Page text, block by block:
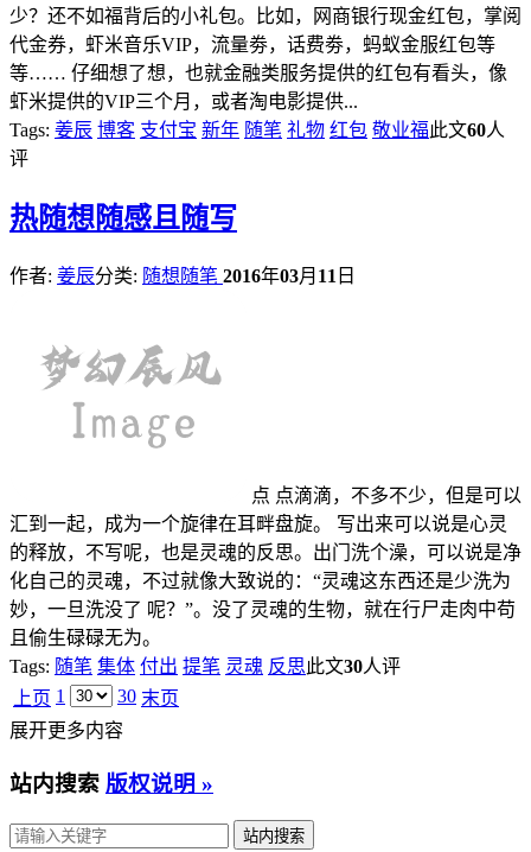
少？还不如福背后的小礼包。比如，网商银行现金红包，掌阅
代金券，虾米音乐VIP，流量劵，话费劵，蚂蚁金服红包等
等…… 仔细想了想，也就金融类服务提供的红包有看头，像
虾米提供的VIP三个月，或者淘电影提供...
Tags: 姜辰 博客 支付宝 新年 随笔 礼物 红包 敬业福此文60人
评
热随想随感且随写
作者: 姜辰分类: 随想随笔 2016年03月 11 日
点 点滴滴，不多不少，但是可以
汇到一起，成为一个旋律在耳畔盘旋。 写出来可以说是心灵
的释放，不写呢，也是灵魂的反思。出门洗个澡，可以说是净
化自己的灵魂，不过就像大致说的：“灵魂这东西还是少洗为
妙，一旦洗没了 呢？”。没了灵魂的生物，就在行尸走肉中苟
且偷生碌碌无为。
Tags: 随笔 集体 付出 提笔 灵魂 反思此文30人评
上页 1 30 末页
展开更多内容
站内搜索 版权说明 »